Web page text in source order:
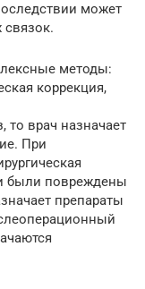
может
связок.
методы:
коррекция,
то врач назначает
При
были повреждены
препараты